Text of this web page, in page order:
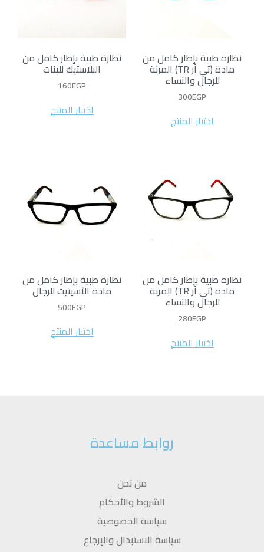
نظارة طبية بإطار كامل من
مادة (تي آر TR) المرنة
للرجال والنساء
300EGP
اختيار المنتج
نظارة طبية بإطار كامل من
البلاستيك للبنات
160EGP
اختيار المنتج
نظارة طبية بإطار كامل من
مادة (تي آر TR) المرنة
للرجال والنساء
280EGP
اختيار المنتج
نظارة طبية بإطار كامل من
مادة الأسيتيت للرجال
500EGP
اختيار المنتج
روابط مساعدة
من نحن
الشروط والأحكام
سياسة الخصوصية
سياسة الاستبدال والإرجاع